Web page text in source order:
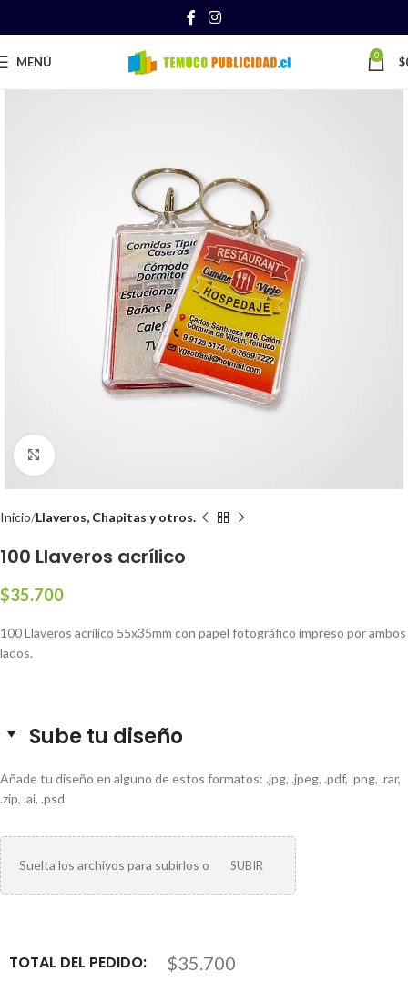
MENÚ 0 $
Clic para ampliar
Inicio Llaveros, Chapitas y otros.
100 Llaveros acrílico
$35.700
100 Llaveros acrílico 55x35mm con papel fotográfico impreso por ambos
lados.
Sube tu diseño
Añade tu diseño en alguno de estos formatos: .jpg, .jpeg, .pdf, .png, .rar,
.zip, .ai, .psd
Suelta los archivos para subirlos o SUBIR
TOTAL DEL PEDIDO: $35.700